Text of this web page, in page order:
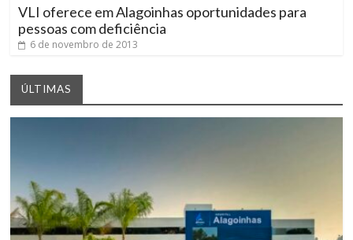
VLI oferece em Alagoinhas oportunidades para
pessoas com deficiência
6 de novembro de 2013
ÚLTIMAS